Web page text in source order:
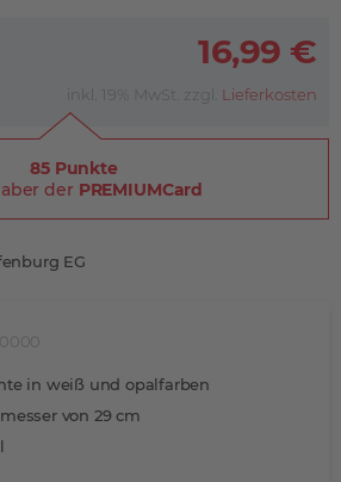
in weiß und opalfarben
von 29 cm
16,99 €
inkl. 19% MwSt. zzgl. Lieferkosten
85 Punkte
der PREMIUMCard
EG